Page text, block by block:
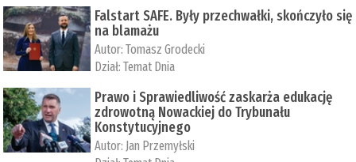
Falstart SAFE. Były przechwałki, skończyło się
na blamażu
Autor:Tomasz Grodecki
Dział:Temat Dnia
Prawo i Sprawiedliwość zaskarża edukację
zdrowotną Nowackiej do Trybunału
Konstytucyjnego
Autor: Jan Przemyłski